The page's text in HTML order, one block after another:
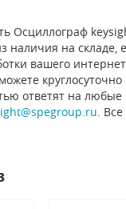
Осциллограф
на складе,
вашего
ответят на любые
.